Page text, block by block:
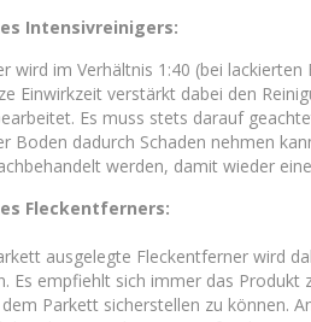
Intensivreinigers:
wird im Verhältnis 1:40 (bei
Einwirkzeit verstärkt dabei den
Es muss stets darauf
Boden dadurch Schaden nehmen
werden, damit wieder
Fleckentferners:
ausgelegte Fleckentferner wird
Es empfiehlt sich immer das
Parkett sicherstellen zu können.